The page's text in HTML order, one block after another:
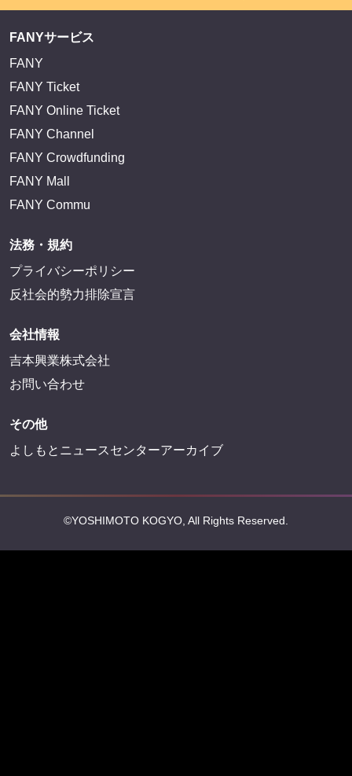
FANYサービス
FANY
FANY Ticket
FANY Online Ticket
FANY Channel
FANY Crowdfunding
FANY Mall
FANY Commu
法務・規約
プライバシーポリシー
反社会的勢力排除宣言
会社情報
吉本興業株式会社
お問い合わせ
その他
よしもとニュースセンターアーカイブ
©YOSHIMOTO KOGYO, All Rights Reserved.